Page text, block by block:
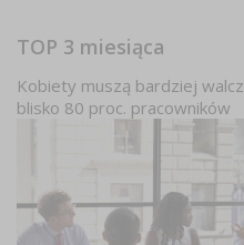
TOP 3 miesiąca
Kobiety muszą bardziej
blisko 80 proc. pracowników